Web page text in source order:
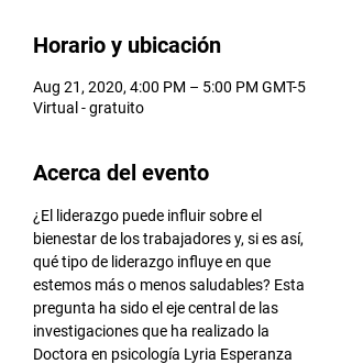
Horario y ubicación
Aug 21, 2020, 4:00 PM – 5:00 PM GMT-5
Virtual - gratuito
Acerca del evento
¿El liderazgo puede influir sobre el
bienestar de los trabajadores y, si es así,
qué tipo de liderazgo influye en que
estemos más o menos saludables? Esta
pregunta ha sido el eje central de las
investigaciones que ha realizado la
Doctora en psicología Lyria Esperanza